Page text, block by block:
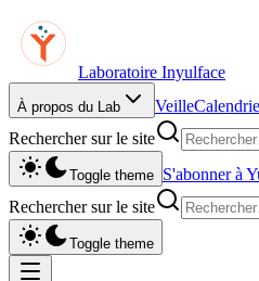
Laboratoire Inyulface
À propos du Lab Veille
Rechercher sur le site
Toggle theme S'abonner à
Rechercher sur le site
Toggle theme